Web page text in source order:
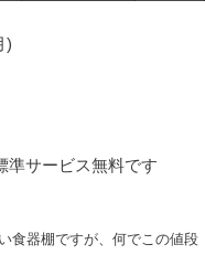
)
準サービス無料です
食器棚ですが、何でこの値段